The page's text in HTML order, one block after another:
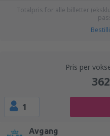
Totalpris for alle billetter
Pris per
1
Avgang